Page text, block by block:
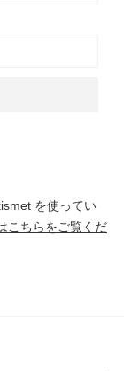
を使ってい
こちらをご覧くだ